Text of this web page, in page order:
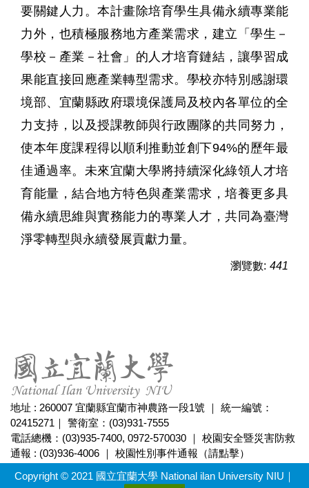
要關鍵人力。本計畫除培育學生具備永續專業能
力外，也積極服務地方產業需求，建立「學生－
學校－產業－社會」的人才培育鏈結，讓學習成
果能直接回應產業轉型需求。學校亦特別感謝環
境部、宜蘭縣政府環境保護局及校內各單位的全
力支持，以及授課教師與行政團隊的共同努力，
使本年度課程得以順利推動並創下94%的歷年最
佳通過率。未來宜蘭大學將持續深化綠領人才培
育能量，結合地方特色與產業需求，培養更多具
備永續思維與實務能力的專業人才，共同為臺灣
淨零轉型與永續發展貢獻力量。
瀏覽數: 441
地址 : 260007 宜蘭縣宜蘭市神農路一段1號 ｜ 統一編號：
02415271｜ 警衛室：(03)931-7555
電話總機：(03)935-7400, 0972-570030 ｜ 校園安全暨災害防救
通報 : (03)936-4006 ｜ 校園性別事件通報（請點擊）
Copyright © 2021 國立宜蘭大學 National ilan University NIU｜